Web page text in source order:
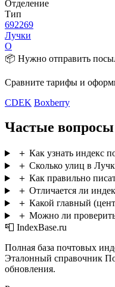
Отделение
Тип
692269
Лучки
О
📦 Нужно отправить
Сравните тарифы и
CDEK Boxberry
Частые
＋ Как узнать индекс
＋ Сколько улиц в
＋ Как правильно
＋ Отличается ли
＋ Какой главный
＋ Можно ли
📮 IndexBase.ru
Полная база почтовых
Эталонный справочник
обновления.